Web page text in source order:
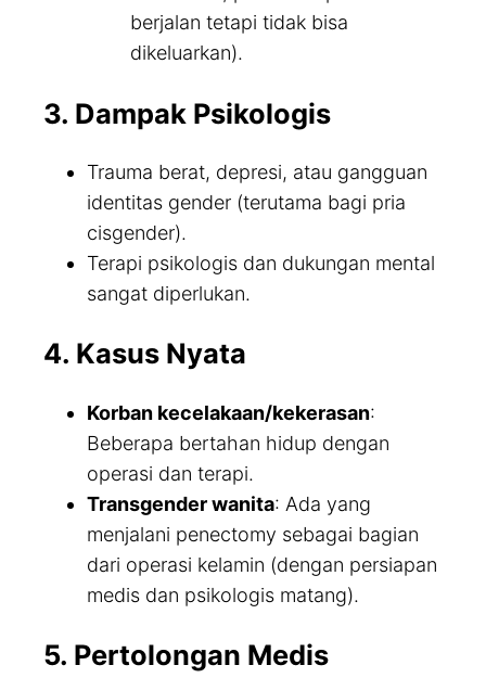
berjalan tetapi tidak bisa
dikeluarkan).
3. Dampak Psikologis
Trauma berat, depresi, atau gangguan
identitas gender (terutama bagi pria
cisgender).
Terapi psikologis dan dukungan mental
sangat diperlukan.
4. Kasus Nyata
Korban kecelakaan/kekerasan:
Beberapa bertahan hidup dengan
operasi dan terapi.
Transgender wanita: Ada yang
menjalani penectomy sebagai bagian
dari operasi kelamin (dengan persiapan
medis dan psikologis matang).
5. Pertolongan Medis